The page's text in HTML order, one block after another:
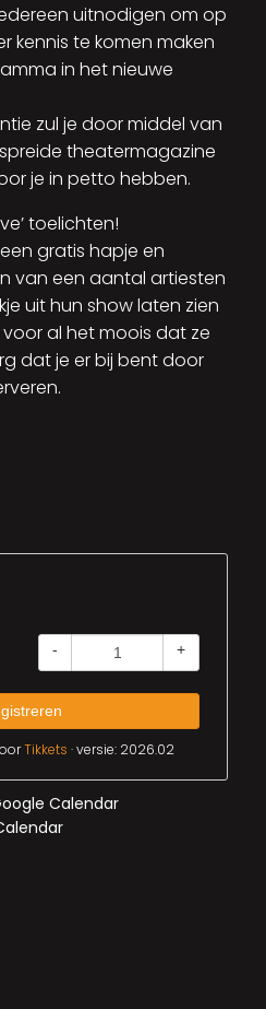
uitnodigen om op
kennis te komen maken
in het nieuwe
zul je door middel van
theatermagazine
je in petto hebben.
toelichten!
gratis hapje en
van een aantal artiesten
uit hun show laten zien
al het moois dat ze
dat je er bij bent door
- +
Tikkets · versie: 2026.02
Calendar